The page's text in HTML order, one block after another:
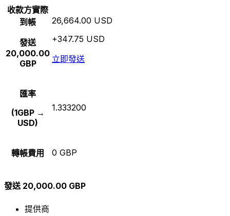
收款方實際
到帳
發送
20,000.00
GBP
26,664.00 USD
+347.75 USD
立即發送
匯率
(1GBP →
USD)
1.333200
轉帳費用 0 GBP
發送 20,000.00 GBP
提供商